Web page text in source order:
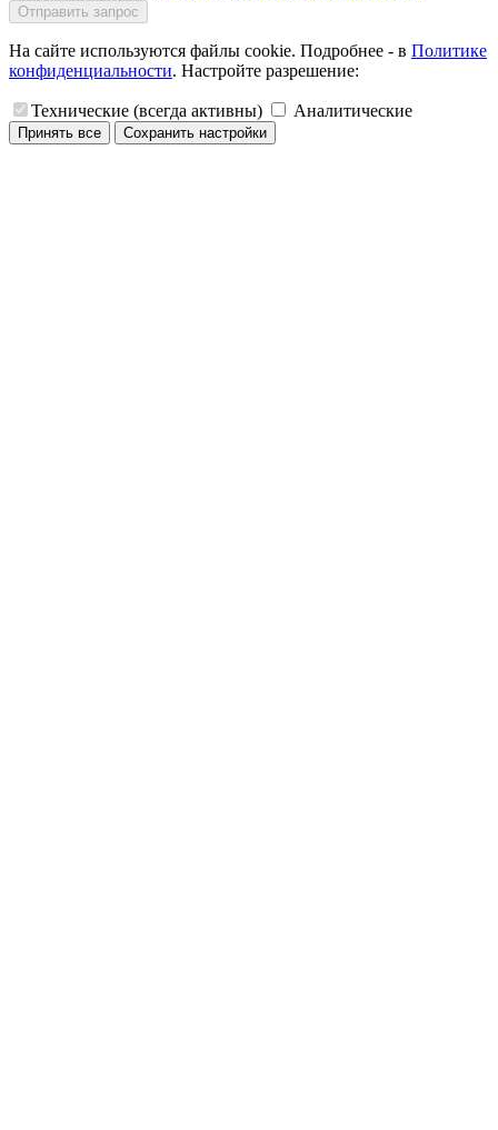
Отправить запрос
На сайте используются файлы cookie. Подробнее - в Политике
конфиденциальности. Настройте разрешение:
Технические (всегда активны) Аналитические
Принять все Сохранить настройки